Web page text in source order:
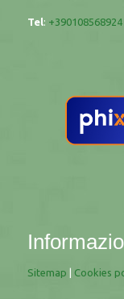
Tel: +390108568924
Sitemap Cookies